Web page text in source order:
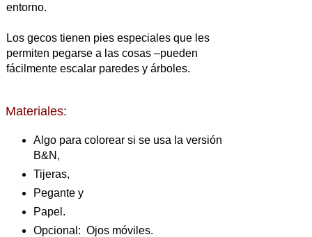
entorno.
Los gecos tienen pies especiales que les
permiten pegarse a las cosas –pueden
fácilmente escalar paredes y árboles.
Materiales:
Algo para colorear si se usa la versión
B&N,
Tijeras,
Pegante y
Papel.
Opcional: Ojos móviles.